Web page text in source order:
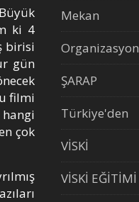
ki 4
birisi
gün
filmi
çok
Mekan
Organizasyon
ŞARAP
Türkiye'den
VİSKİ
VİSKİ EĞİTİMİ